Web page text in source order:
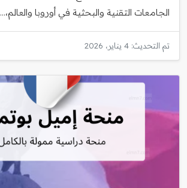
الجامعات التقنية والبحثية في أوروبا والعالم،...
تم التحديث: 4 يناير، 2026